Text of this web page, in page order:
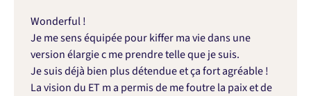
Wonderful !
Je me sens équipée pour kiffer ma vie dans une
version élargie c me prendre telle que je suis.
Je suis déjà bien plus détendue et ça fort agréable !
La vision du ET m a permis de me foutre la paix et de